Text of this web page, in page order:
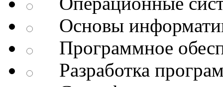
Основы
Программное
Разработка